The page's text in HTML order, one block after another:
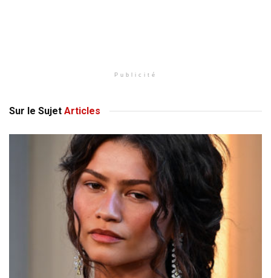
Publicité
Sur le Sujet Articles